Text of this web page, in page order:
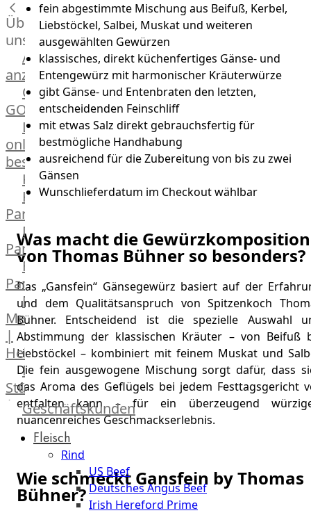
Über
uns
Alle
anzeigen
OTTO
GOURMET
Lebensmittel
online
bestellen
Karriere
Kochschul-
Partner
Depot-
Partner
Frischetheken-
Partner
Männer
Metzger
|
Heinsberg
Feinkost
Stüttgen
|
Düsseldorf
The
Club
Geschäftskunden
Fleisch
Rind
US Beef
Deutsches Angus Beef
Irish Hereford Prime
fein abgestimmte Mischung aus Beifuß, Kerbel,
Liebstöckel, Salbei, Muskat und weiteren
ausgewählten Gewürzen
klassisches, direkt küchenfertiges Gänse- und
Entengewürz mit harmonischer Kräuterwürze
gibt Gänse- und Entenbraten den letzten,
entscheidenden Feinschliff
mit etwas Salz direkt gebrauchsfertig für
bestmögliche Handhabung
ausreichend für die Zubereitung von bis zu zwei
Gänsen
Wunschlieferdatum im Checkout wählbar
Was macht die Gewürzkomposition
von Thomas Bühner so besonders?
Das „Gansfein“ Gänsegewürz basiert auf der
und dem Qualitätsanspruch von Spitzenkoch
Bühner. Entscheidend ist die spezielle Auswahl
Abstimmung der klassischen Kräuter – von Beifuß
Liebstöckel – kombiniert mit feinem Muskat und
Die fein ausgewogene Mischung sorgt dafür, dass
das Aroma des Geflügels bei jedem Festtagsgericht
entfalten kann – für ein überzeugend
nuancenreiches Geschmackserlebnis.
Wie schmeckt Gansfein by Thomas
Bühner?